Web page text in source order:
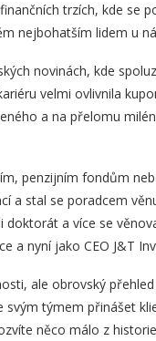
trzích, kde se
nejbohatším lidem u
novinách, kde
velmi ovlivnila
a na přelomu
penzijním fondům
a stal se poradcem
a více se
a nyní jako CEO J&T
ale obrovský
týmem přinášet
něco málo z